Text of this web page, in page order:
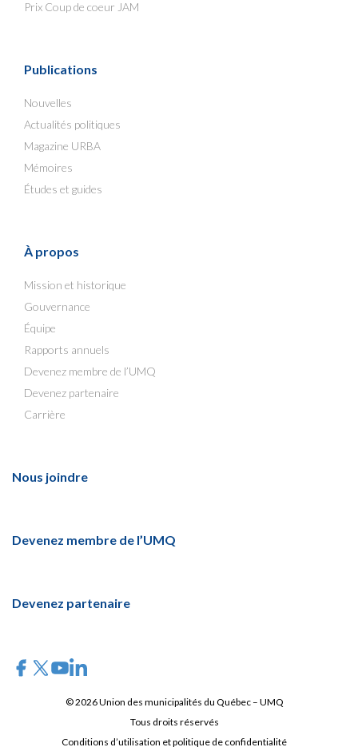
Prix Coup de coeur JAM
Publications
Nouvelles
Actualités politiques
Magazine URBA
Mémoires
Études et guides
À propos
Mission et historique
Gouvernance
Équipe
Rapports annuels
Devenez membre de l’UMQ
Devenez partenaire
Carrière
Nous joindre
Devenez membre de l’UMQ
Devenez partenaire
© 2026 Union des municipalités du Québec – UMQ
Tous droits réservés
Conditions d’utilisation et politique de confidentialité